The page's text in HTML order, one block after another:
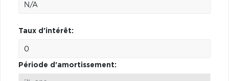
Taux d'intérêt:
Période d'amortissement: